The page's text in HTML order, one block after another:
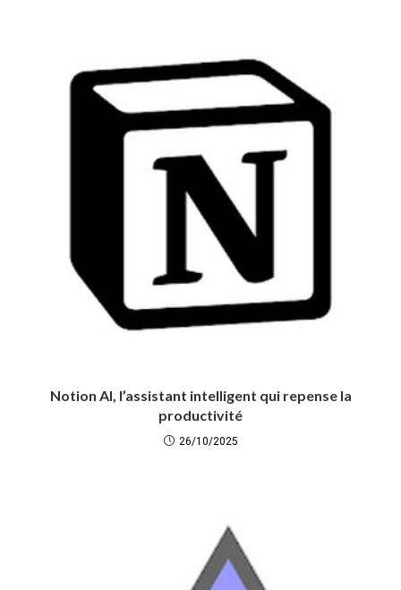
Notion AI, l’assistant intelligent qui repense la
productivité
26/10/2025